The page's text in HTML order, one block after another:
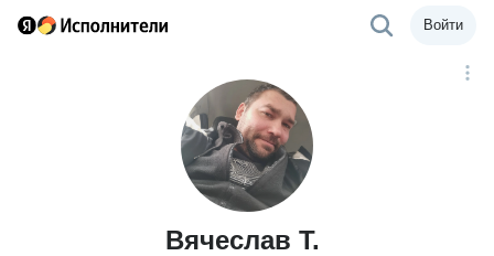
Войти
Вячеслав Т.